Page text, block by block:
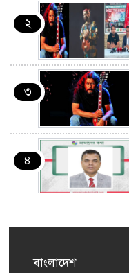
২
৩
৪
৫
বাংলাদেশ